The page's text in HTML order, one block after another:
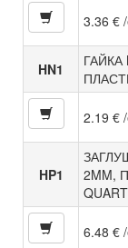
3.36 €
HN1
ГАЙКА
2.19 €
HP1
2MM,
6.48 €